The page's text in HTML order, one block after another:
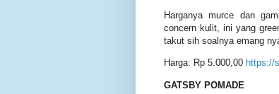
Harganya murce dan
concern kulit, ini yang
takut sih soalnya emang
Harga: Rp 5.000,00 https://
GATSBY POMADE